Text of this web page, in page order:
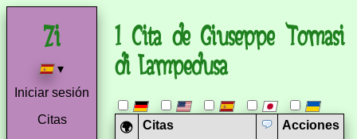
▾
Iniciar sesión
Citas
1 Cita de Giuseppe Tomasi
di Lampedusa
🌍 Citas Acciones